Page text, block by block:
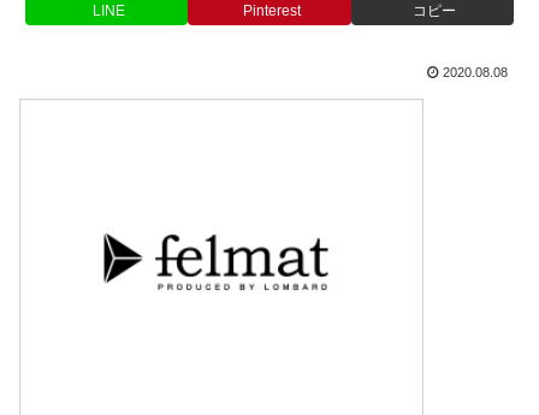
LINE Pinterest コピー
2020.08.08